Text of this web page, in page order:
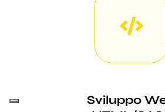
Sviluppo